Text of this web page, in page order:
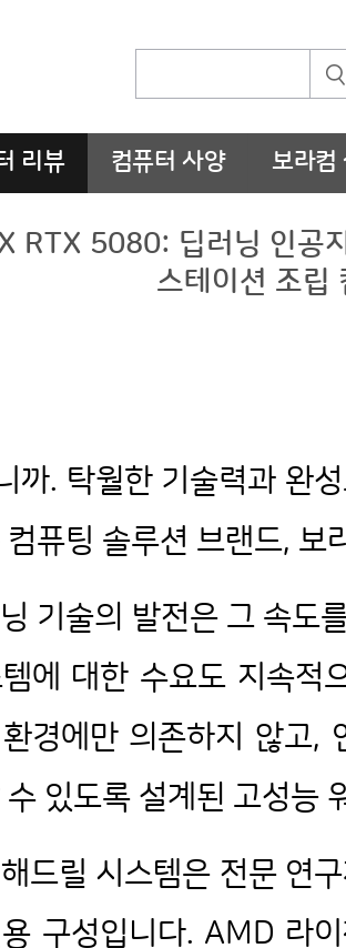
리뷰 컴퓨터 사양 보라컴
RTX 5080: 딥러닝 인공
스테이션 조립
까. 탁월한 기술력과 완
컴퓨팅 솔루션 브랜드, 보
기술의 발전은 그 속도
에 대한 수요도 지속적
경에만 의존하지 않고,
있도록 설계된 고성능
드릴 시스템은 전문 연
용 구성입니다. AMD 라